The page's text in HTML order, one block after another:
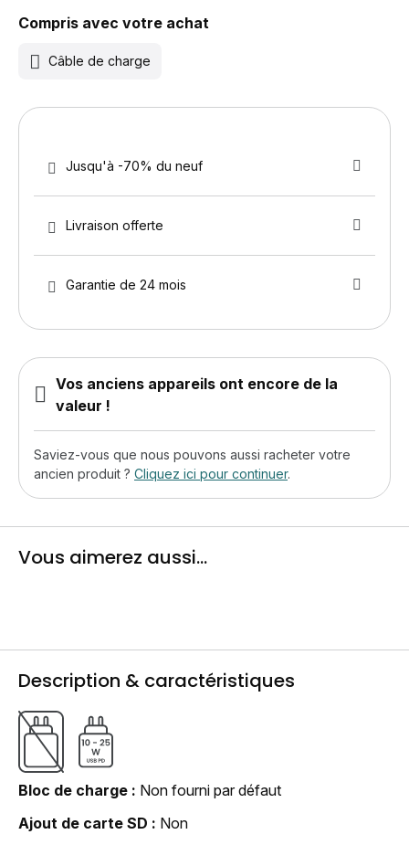
Compris avec votre achat
Câble de charge
Jusqu'à -70% du neuf
Livraison offerte
Garantie de 24 mois
Vos anciens appareils ont encore de la
valeur !
Saviez-vous que nous pouvons aussi racheter votre
ancien produit ? Cliquez ici pour continuer.
Vous aimerez aussi...
Description & caractéristiques
Bloc de charge
Non fourni par défaut
Ajout de carte SD
Non